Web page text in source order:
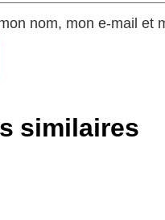
nom, mon e-mail et
similaires